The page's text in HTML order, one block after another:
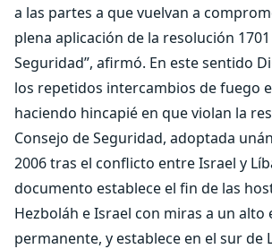
a las partes a que vuelvan a
plena aplicación de la resolución
Seguridad”, afirmó. En este sentido
los repetidos intercambios de fuego
haciendo hincapié en que violan la
Consejo de Seguridad, adoptada
2006 tras el conflicto entre Israel y
documento establece el fin de las
Hezboláh e Israel con miras a un alto
permanente, y establece en el sur de